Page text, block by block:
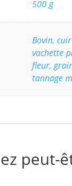
500 g
Bovin,
vachette
fleur,
tannage
peut-